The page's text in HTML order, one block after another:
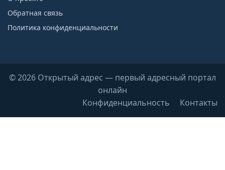
Обратная связь
Политика конфиденциальности
© 2026 Открытый адрес — первый адресный портал
онлайн
Конфиденциальность
Контакты